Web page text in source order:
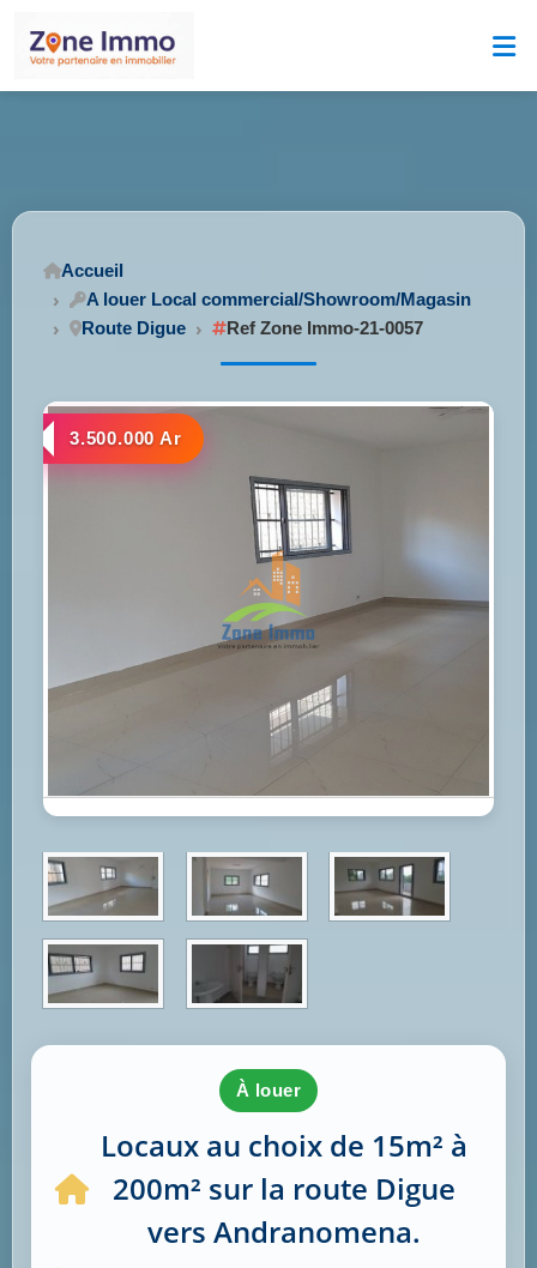
Accueil
A louer Local commercial/Showroom/Magasin
Route Digue
Ref Zone Immo-21-0057
3.500.000 Ar
à louer
Locaux au choix de 15m² à
200m² sur la route Digue
vers Andranomena.